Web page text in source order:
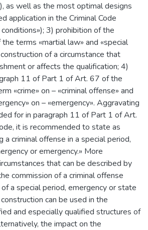
as well as the most optimal designs
application in the Criminal Code
conditions»); 3) prohibition of the
terms «martial law» and «special
of a circumstance that
or affects the qualification; 4)
11 of Part 1 of Art. 67 of the
«crime» on – «criminal offense» and
on – «emergency». Aggravating
for in paragraph 11 of Part 1 of Art.
it is recommended to state as
a criminal offense in a special period,
or emergency.» More
that can be described by
commission of a criminal offense
a special period, emergency or state
can be used in the
and especially qualified structures of
the impact on the